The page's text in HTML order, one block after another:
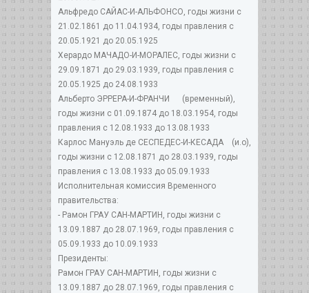
Альфредо САЙАС-И-АЛЬФОНСО, годы жизни с
21.02.1861 до 11.04.1934, годы правления с
20.05.1921 до 20.05.1925
Херардо МАЧАДО-И-МОРАЛЕС, годы жизни с
29.09.1871 до 29.03.1939, годы правления с
20.05.1925 до 24.08.1933
Альберто ЭРРЕРА-И-ФРАНЧИ (временный),
годы жизни с 01.09.1874 до 18.03.1954, годы
правления с 12.08.1933 до 13.08.1933
Карлос Мануэль де СЕСПЕДЕС-И-КЕСАДА (и.о),
годы жизни с 12.08.1871 до 28.03.1939, годы
правления с 13.08.1933 до 05.09.1933
Исполнительная комиссия Временного
правительства:
- Рамон ГРАУ САН-МАРТИН, годы жизни с
13.09.1887 до 28.07.1969, годы правления с
05.09.1933 до 10.09.1933
Президенты:
Рамон ГРАУ САН-МАРТИН, годы жизни с
13.09.1887 до 28.07.1969, годы правления с